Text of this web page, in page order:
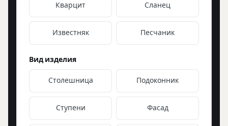
Кварцит Сланец
Известняк Песчаник
Вид изделия
Столешница Подоконник
Ступени Фасад